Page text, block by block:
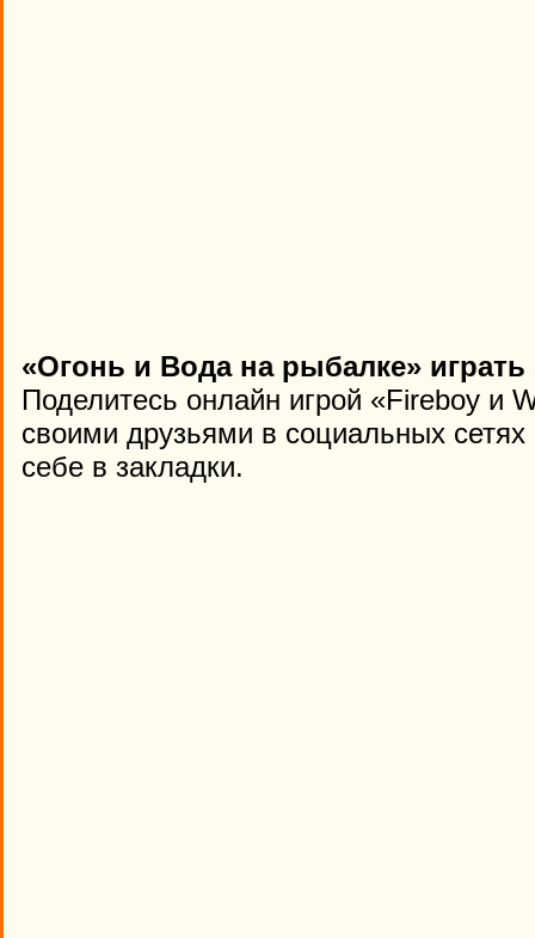
«Огонь и Вода на рыбалке»
Поделитесь онлайн игрой «Fireboy и
своими друзьями в социальных сетях
себе в закладки.